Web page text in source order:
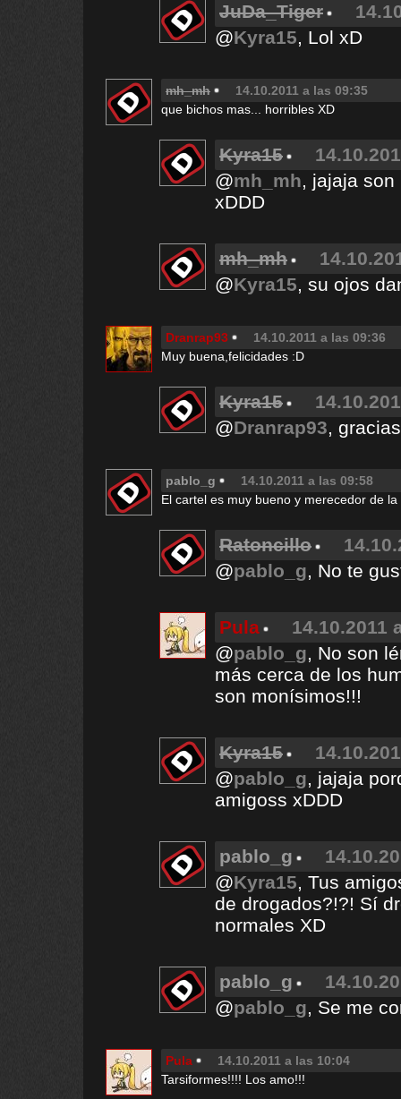
JuDa_Tiger
@Kyra15, Lol xD
mh_mh
14.10.2011 a las 09:35
que bichos mas... horribles XD
Kyra15
@mh_mh, jajaja son
xDDD
mh_mh
@Kyra15, su ojos
Dranrap93
14.10.2011 a las 09:36
Muy buena,felicidades :D
Kyra15
@Dranrap93,
pablo_g
14.10.2011 a las 09:58
El cartel es muy bueno y merecedor de
Ratoncillo
@pablo_g, No te
Pula
14.10.2011
@pablo_g, No son
más cerca de los
son monísimos!!!
Kyra15
@pablo_g, jajaja
amigoss xDDD
pablo_g
@Kyra15, Tus
de drogados?!?! Sí
normales XD
pablo_g
@pablo_g, Se me
Pula
14.10.2011 a las 10:04
Tarsiformes!!!! Los amo!!!